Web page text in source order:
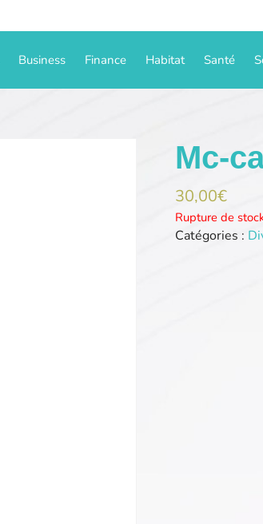
Business Finance Habitat Santé
Mc-
30,00€
Rupture de
Catégories :